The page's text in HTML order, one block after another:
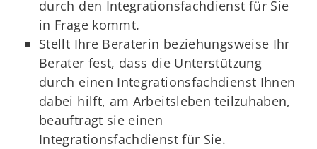
durch den Integrationsfachdienst für Sie
in Frage kommt.
Stellt Ihre Beraterin beziehungsweise Ihr
Berater fest, dass die Unterstützung
durch einen Integrationsfachdienst Ihnen
dabei hilft, am Arbeitsleben teilzuhaben,
beauftragt sie einen
Integrationsfachdienst für Sie.